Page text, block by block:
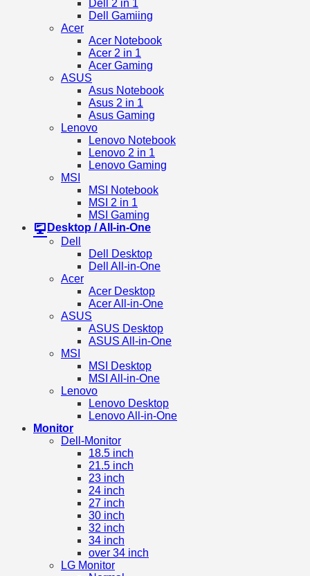
Dell 2 in 1
Dell Gamiing
Acer
Acer Notebook
Acer 2 in 1
Acer Gaming
ASUS
Asus Notebook
Asus 2 in 1
Asus Gaming
Lenovo
Lenovo Notebook
Lenovo 2 in 1
Lenovo Gaming
MSI
MSI Notebook
MSI 2 in 1
MSI Gaming
Desktop / All-in-One
Dell
Dell Desktop
Dell All-in-One
Acer
Acer Desktop
Acer All-in-One
ASUS
ASUS Desktop
ASUS All-in-One
MSI
MSI Desktop
MSI All-in-One
Lenovo
Lenovo Desktop
Lenovo All-in-One
Monitor
Dell-Monitor
18.5 inch
21.5 inch
23 inch
24 inch
27 inch
30 inch
32 inch
34 inch
over 34 inch
LG Monitor